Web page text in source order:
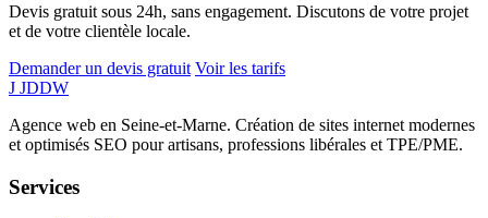
Devis gratuit sous 24h, sans engagement. Discutons de votre projet
et de votre clientèle locale.
Demander un devis gratuit Voir les tarifs
J JDDW
Agence web en Seine-et-Marne. Création de sites internet modernes
et optimisés SEO pour artisans, professions libérales et TPE/PME.
Services